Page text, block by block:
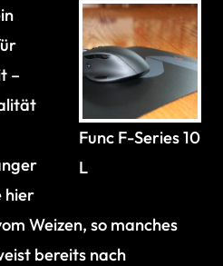
Func F-Series 10
L
–
hier
Weizen, so manches
bereits nach